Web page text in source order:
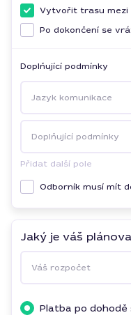
Vytvořit trasu mezi
Po dokončení se
Doplňující podmínky
Jazyk komunikace
Doplňující podmínky
Přidat další pole
Odborník musí mít
Jaký je váš
Váš rozpočet
Platba po dohodě